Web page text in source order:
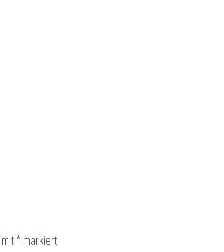
* markiert